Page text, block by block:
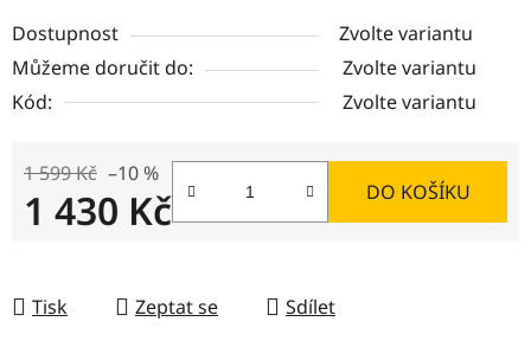
Dostupnost
Zvolte variantu
Můžeme doručit do:
Zvolte variantu
Kód:
Zvolte variantu
1 599 Kč –10 %
1 430 Kč DO KOŠÍKU
Tisk Zeptat se Sdílet